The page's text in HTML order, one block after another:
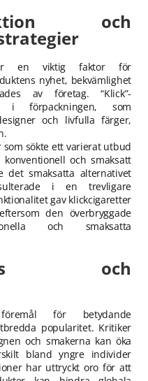
och
är en viktig faktor för
nyhet, bekvämlighet
av företag. “Klick”-
i förpackningen, som
och livfulla färger,
som sökte ett varierat utbud
och smaksatt
det smaksatta alternativet
i en trevligare
gav klickcigaretter
den överbryggade
och smaksatta
och
för betydande
popularitet. Kritiker
och smakerna kan öka
bland yngre individer
har uttryckt oro för att